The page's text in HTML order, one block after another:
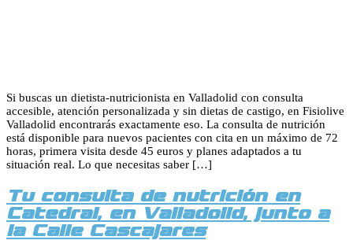
Si buscas un dietista-nutricionista en Valladolid con consulta
accesible, atención personalizada y sin dietas de castigo, en Fisiolive
Valladolid encontrarás exactamente eso. La consulta de nutrición
está disponible para nuevos pacientes con cita en un máximo de 72
horas, primera visita desde 45 euros y planes adaptados a tu
situación real. Lo que necesitas saber […]
Tu consulta de nutrición en
Catedral, en Valladolid, junto a
la Calle Cascajares